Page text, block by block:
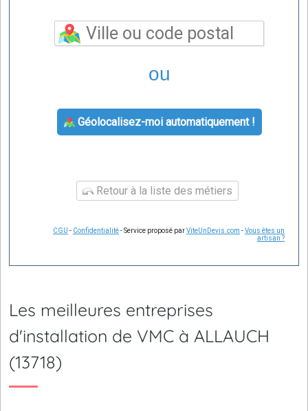
ou
Géolocalisez-moi automatiquement !
Retour à la liste des métiers
CGU - Confidentialité- Service proposé parViteUnDevis.com -Vous êtes un
artisan ?
Les meilleures entreprises
d'installation de VMC à ALLAUCH
(13718)